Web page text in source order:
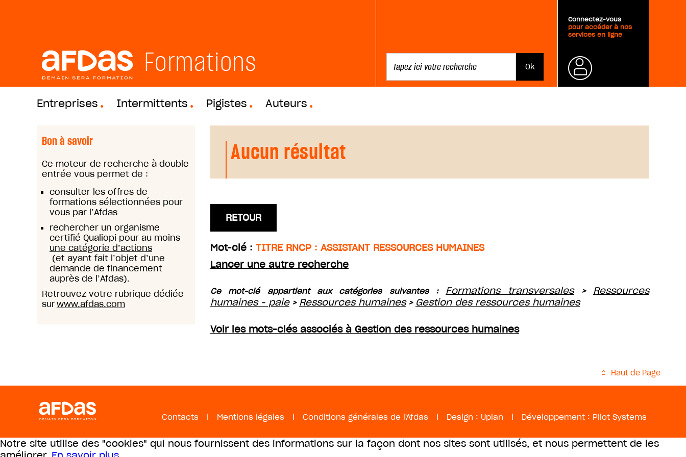
Formations
Connectez-vous
pour accéder à nos
services en ligne
Entreprises Intermittents Pigistes Auteurs
Bon à savoir
Ce moteur de recherche à double
entrée vous permet de :
consulter les offres de
formations sélectionnées pour
vous par l’Afdas
rechercher un organisme
certifié Qualiopi pour au moins
une catégorie d’actions
(et ayant fait l’objet d’une
demande de financement
auprès de l’Afdas).
Retrouvez votre rubrique dédiée
surwww.afdas.com
Aucun résultat
RETOUR
Mot-clé : TITRE RNCP : ASSISTANT RESSOURCES HUMAINES
Lancer une autre recherche
Ce mot-clé appartient aux catégories suivantes : Formations transversales> Ressources
humaines - paie> Ressources humaines> Gestion des ressources humaines
Voir les mots-clés associés à Gestion des ressources humaines
Haut de Page
Contacts | Mentions légales | Conditions générales de l'Afdas | Design : Upian | Développement : Pilot Systems
Notre site utilise des "cookies" qui nous fournissent des informations sur la façon dont nos sites sont utilisés, et nous permettent de les